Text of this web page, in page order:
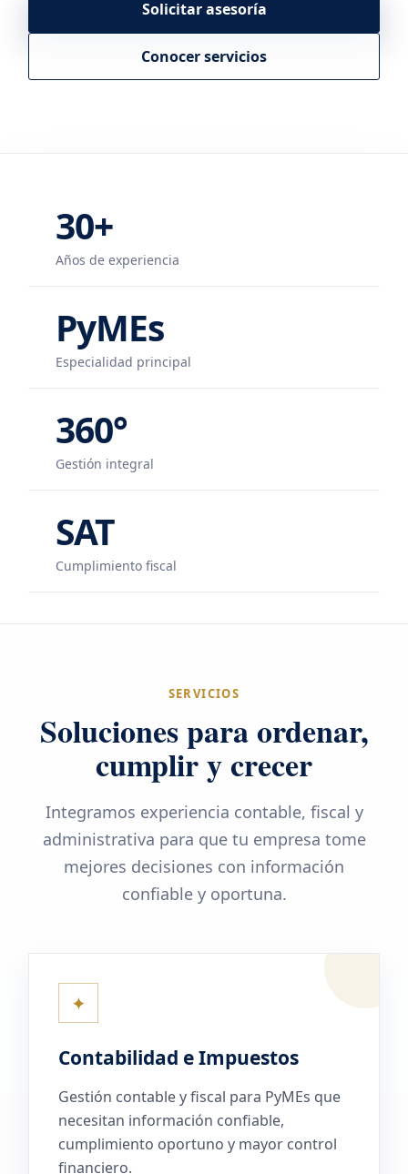
Solicitar asesoría
Conocer servicios
30+
Años de experiencia
PyMEs
Especialidad principal
360°
Gestión integral
SAT
Cumplimiento fiscal
SERVICIOS
Soluciones para ordenar,
cumplir y crecer
Integramos experiencia contable, fiscal y
administrativa para que tu empresa tome
mejores decisiones con información
confiable y oportuna.
✦
Contabilidad e Impuestos
Gestión contable y fiscal para PyMEs que
necesitan información confiable,
cumplimiento oportuno y mayor control
financiero.